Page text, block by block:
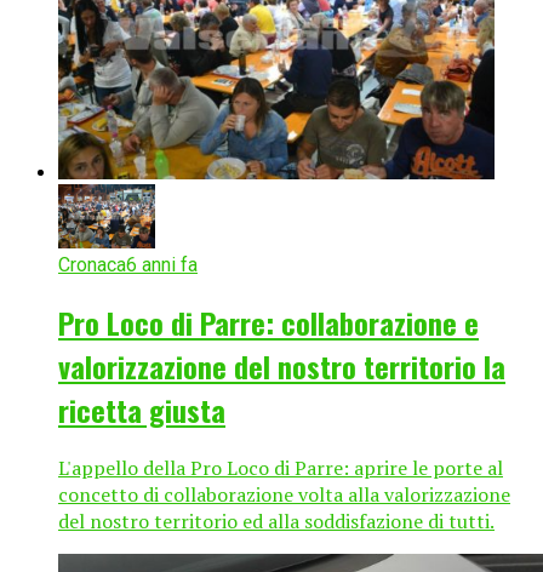
Cronaca6 anni fa
Pro Loco di Parre: collaborazione e
valorizzazione del nostro territorio la
ricetta giusta
L'appello della Pro Loco di Parre: aprire le porte al
concetto di collaborazione volta alla valorizzazione
del nostro territorio ed alla soddisfazione di tutti.